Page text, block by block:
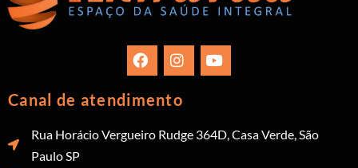
Canal de atendimento
Rua Horácio Vergueiro Rudge 364D, Casa Verde, São
Paulo SP